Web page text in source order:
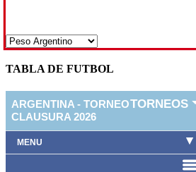
TABLA DE FUTBOL